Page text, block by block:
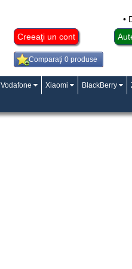
•
Creeaţi un cont
Comparaţi 0 produse
Vodafone Xiaomi BlackBerry